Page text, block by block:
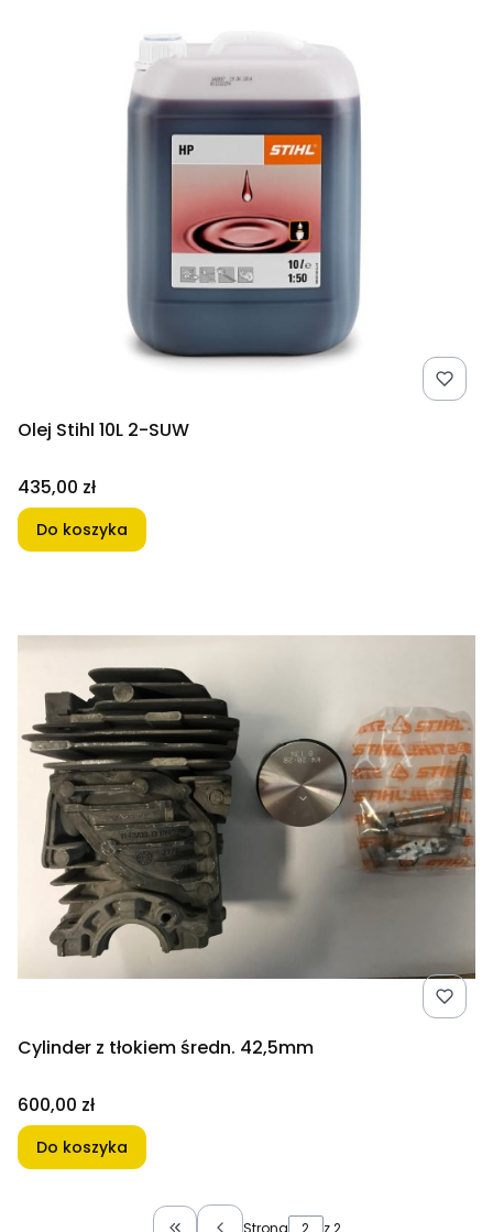
Olej Stihl 10L 2-SUW
Cena
435,00 zł
Do koszyka
Cylinder z tłokiem średn. 42,5mm
Cena
600,00 zł
Do koszyka
Strona z 2